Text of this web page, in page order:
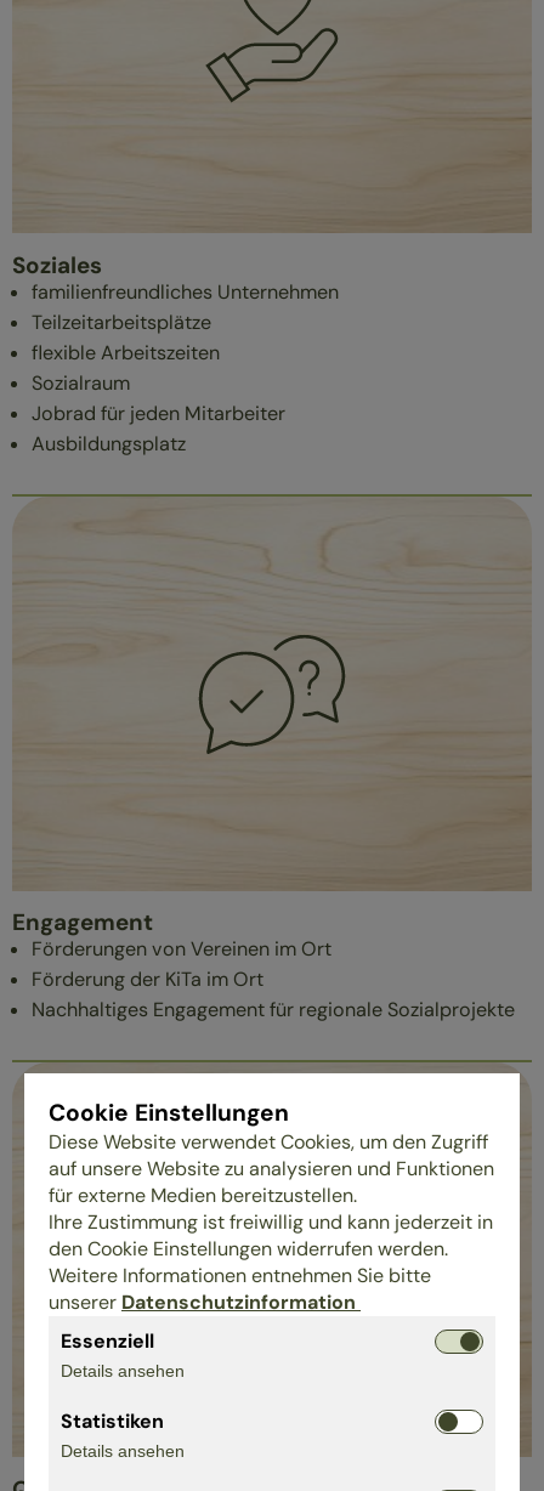
Soziales
familienfreundliches Unternehmen
Teilzeitarbeitsplätze
flexible Arbeitszeiten
Sozialraum
Jobrad für jeden Mitarbeiter
Ausbildungsplatz
Engagement
Förderungen von Vereinen im Ort
Förderung der KiTa im Ort
Nachhaltiges Engagement für regionale Sozialprojekte
Cookie Einstellungen
Diese Website verwendet Cookies, um den Zugriff
auf unsere Website zu analysieren und Funktionen
für externe Medien bereitzustellen.
Ihre Zustimmung ist freiwillig und kann jederzeit in
den Cookie Einstellungen widerrufen werden.
Weitere Informationen entnehmen Sie bitte
unserer Datenschutzinformation
Essenziell
Details ansehen
Statistiken
Details ansehen